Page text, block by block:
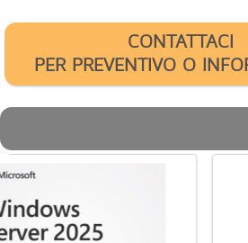
CONTATTACI
PER PREVENTIVO O